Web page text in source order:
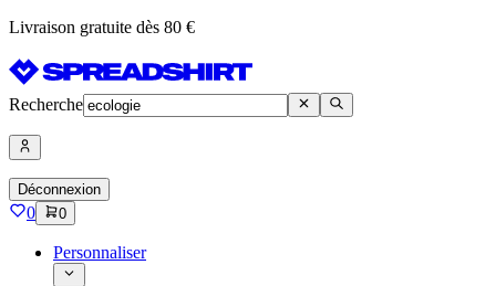
Livraison gratuite dès 80 €
Recherche
Déconnexion
0 0
Personnaliser